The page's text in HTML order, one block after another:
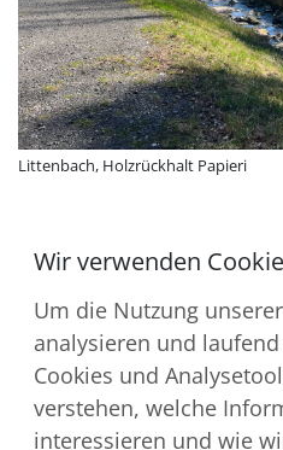
Littenbach, Holzrückhalt Papieri
Kontakt
Um die Nutzung
analysieren und
Cookies und
verstehen, welche
interessieren und wie